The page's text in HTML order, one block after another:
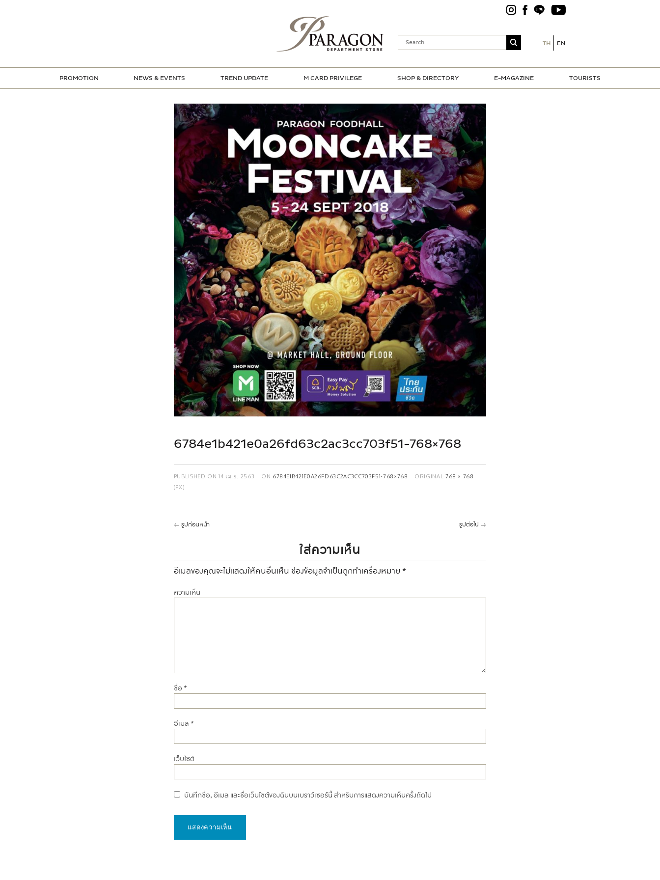
TH EN
PROMOTION NEWS & EVENTS TREND UPDATE M CARD PRIVILEGE SHOP & DIRECTORY E-MAGAZINE TOURISTS
6784e1b421e0a26fd63c2ac3cc703f51-768×768
PUBLISHED ON 14 เม.ย. 2563 ON 6784E1B421E0A26FD63C2AC3CC703F51-768×768 ORIGINAL 768 × 768
(PX)
← รูปก่อนหน้า รูปต่อไป →
ใส่ความเห็น
อีเมลของคุณจะไม่แสดงให้คนอื่นเห็น ช่องข้อมูลจำเป็นถูกทำเครื่องหมาย *
ความเห็น
ชื่อ *
อีเมล *
เว็บไซต์
บันทึกชื่อ, อีเมล และชื่อเว็บไซต์ของฉันบนเบราว์เซอร์นี้ สำหรับการแสดงความเห็นครั้งถัดไป